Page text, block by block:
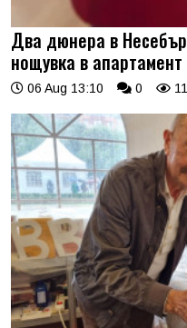
Два дюнера в
нощувка в
06 Aug 13:10 0